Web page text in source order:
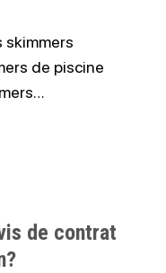
de piscine
de contrat